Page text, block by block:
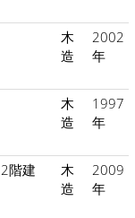
木
造
2002
年
木
造
1997
年
2階建
木
造
2009
年